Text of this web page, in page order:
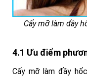
Cấy mỡ làm đầy
4.1 Ưu điểm
Cấy mỡ làm đầy